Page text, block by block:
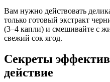
Вам нужно действовать
только готовый экстракт
(3–4 капли) и смешивайте с
свежий сок ягод.
Секреты
действие